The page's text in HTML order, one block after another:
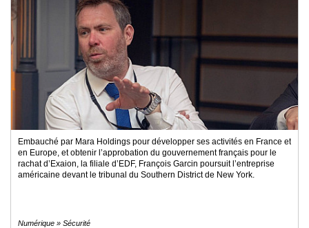
Vidéos
Médias
du
groupe
Inscription
annuaire
Accès
Embauché par Mara Holdings pour développer ses activités en France et
en Europe, et obtenir l’approbation du gouvernement français pour le
rachat d’Exaion, la filiale d’EDF, François Garcin poursuit l’entreprise
américaine devant le tribunal du Southern District de New York.
Numérique » Sécurité